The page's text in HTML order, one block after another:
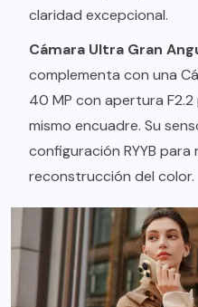
claridad excepcional.
Cámara Ultra Gran
complementa con una
40 MP con apertura
mismo encuadre. Su
configuración RYYB
reconstrucción del color.